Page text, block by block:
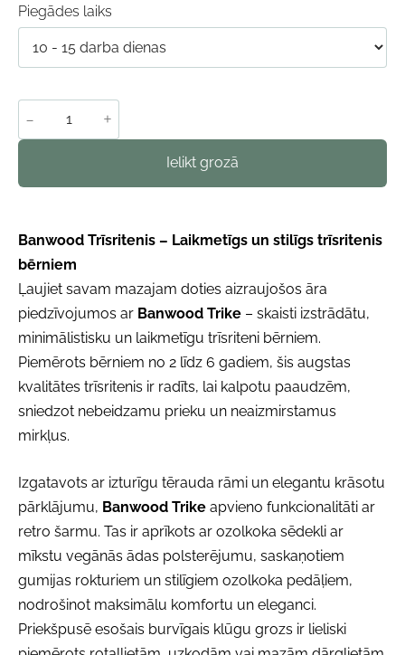
Piegādes laiks
- +
Ielikt grozā
Banwood Trīsritenis – Laikmetīgs un stilīgs trīsritenis
bērniem
Ļaujiet savam mazajam doties aizraujošos āra
piedzīvojumos ar Banwood Trike – skaisti izstrādātu,
minimālistisku un laikmetīgu trīsriteni bērniem.
Piemērots bērniem no 2 līdz 6 gadiem, šis augstas
kvalitātes trīsritenis ir radīts, lai kalpotu paaudzēm,
sniedzot nebeidzamu prieku un neaizmirstamus
mirkļus.
Izgatavots ar izturīgu tērauda rāmi un elegantu krāsotu
pārklājumu, Banwood Trike apvieno funkcionalitāti ar
retro šarmu. Tas ir aprīkots ar ozolkoka sēdekli ar
mīkstu vegānās ādas polsterējumu, saskaņotiem
gumijas rokturiem un stilīgiem ozolkoka pedāļiem,
nodrošinot maksimālu komfortu un eleganci.
Priekšpusē esošais burvīgais klūgu grozs ir lieliski